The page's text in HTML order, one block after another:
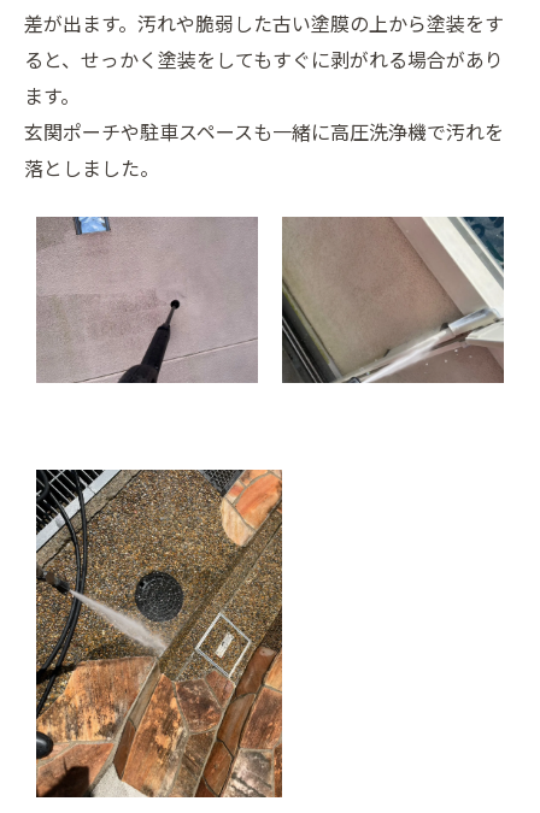
差が出ます。汚れや脆弱した古い塗膜の上から塗装をす
ると、せっかく塗装をしてもすぐに剥がれる場合があり
ます。
玄関ポーチや駐車スペースも一緒に高圧洗浄機で汚れを
落としました。